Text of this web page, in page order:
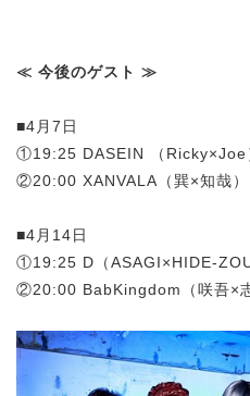
≪ 今後のゲスト ≫
■4月7日
①19:25 DASEIN （Ricky×Joe
②20:00 XANVALA（巽×知哉
■4月14日
①19:25 D（ASAGI×HIDE-
②20:00 BabKingdom（咲吾×